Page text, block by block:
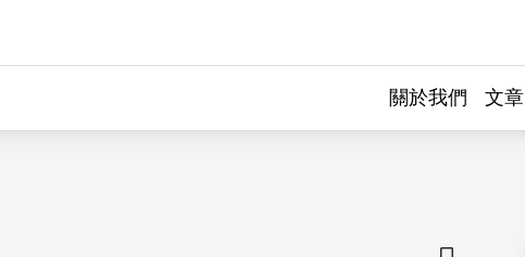
關於我們 文章